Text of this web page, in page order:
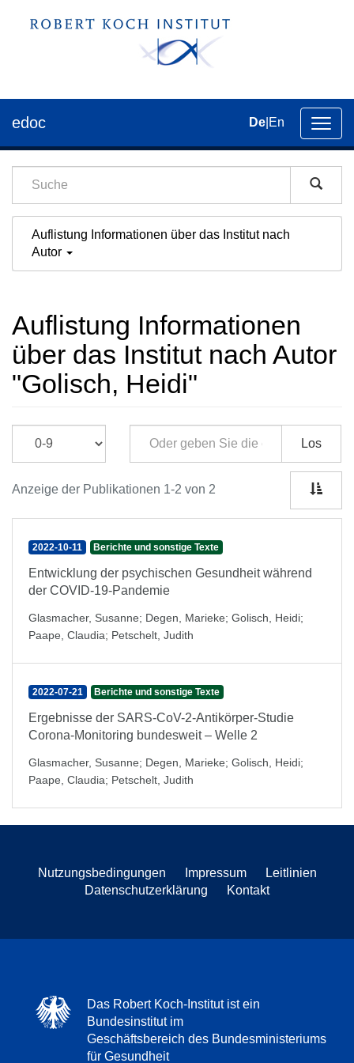
der
edoc De En
Auflistung Informationen über das Institut nach
Autor
Auflistung Informationen
über das Institut nach Autor
"Golisch, Heidi"
Los
Anzeige der Publikationen 1-2 von 2
2022-10-11 Berichte und sonstige Texte
Entwicklung der psychischen Gesundheit während
der COVID-19-Pandemie
Glasmacher, Susanne; Degen, Marieke; Golisch, Heidi;
Paape, Claudia; Petschelt, Judith
2022-07-21 Berichte und sonstige Texte
Ergebnisse der SARS-CoV-2-Antikörper-Studie
Corona-Monitoring bundesweit – Welle 2
Glasmacher, Susanne; Degen, Marieke; Golisch, Heidi;
Paape, Claudia; Petschelt, Judith
Nutzungsbedingungen Impressum
Leitlinien
Datenschutzerklärung
Kontakt
Das Robert Koch-Institut ist ein
Bundesinstitut im
Geschäftsbereich des Bundesministeriums
für Gesundheit